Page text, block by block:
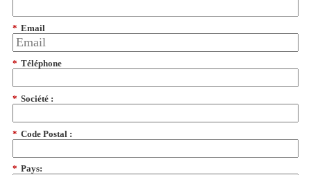
* Email
* Téléphone
* Société :
* Code Postal :
* Pays: